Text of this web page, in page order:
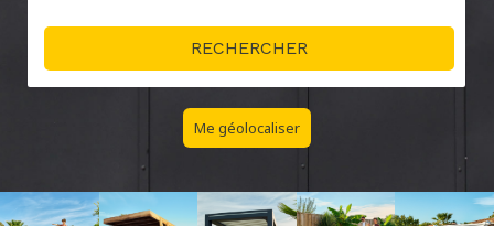
Me géolocaliser